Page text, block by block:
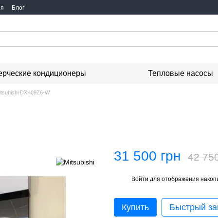
Блог
кондиционеры Тепловые насосы
DXK09Z6-W
31 500 грн 42
Войти для отображения
Купить Быстрый